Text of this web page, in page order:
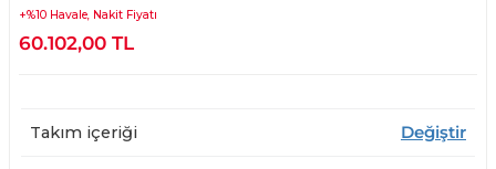
+%10 Havale, Nakit Fiyatı
60.102,00 TL
Takım içeriği Değiştir